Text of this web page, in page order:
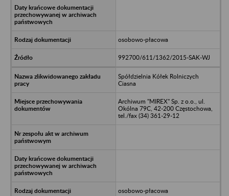
osobowo-płacowa
992700/611/1362/2015-SAK-WJ
Spółdzielnia Kółek Rolniczych
Ciasna
Archiwum "MIREX" Sp. z o.o., ul.
Okólna 79C, 42-200 Częstochowa,
tel./fax (34) 361-29-12
osobowo-płacowa